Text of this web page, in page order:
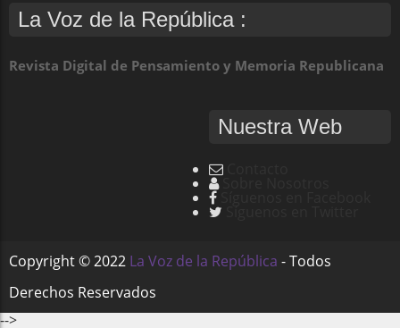
La Voz de la República :
Revista Digital de Pensamiento y Memoria Republicana
Nuestra Web
Copyright ©2022 La Voz de la República - Todos
Derechos Reservados
-->